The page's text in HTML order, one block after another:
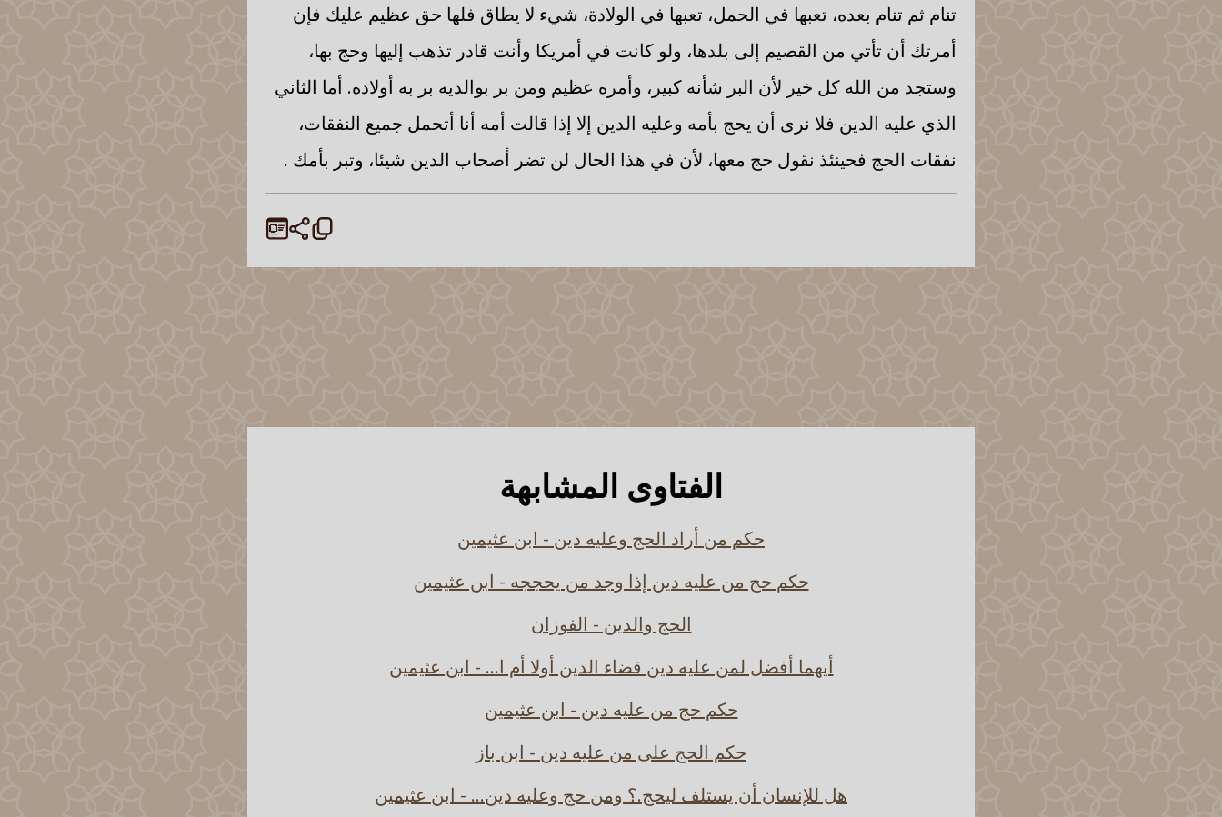
تنام ثم تنام بعده، تعبها في الحمل، تعبها في الولادة، شيء لا يطاق فلها حق عظيم عليك فإن
أمرتك أن تأتي من القصيم إلى بلدها، ولو كانت في أمريكا وأنت قادر تذهب إليها وحج بها،
وستجد من الله كل خير لأن البر شأنه كبير، وأمره عظيم ومن بر بوالديه بر به أولاده. أما الثاني
الذي عليه الدين فلا نرى أن يحج بأمه وعليه الدين إلا إذا قالت أمه أنا أتحمل جميع النفقات،
نفقات الحج فحينئذ نقول حج معها، لأن في هذا الحال لن تضر أصحاب الدين شيئا، وتبر بأمك .
الفتاوى المشابهة
حكم من أراد الحج وعليه دين - ابن عثيمين
حكم حج من عليه دين إذا وجد من يحججه - ابن عثيمين
الحج والدين - الفوزان
أيهما أفضل لمن عليه دين قضاء الدين أولا أم ا... - ابن عثيمين
حكم حج من عليه دين - ابن عثيمين
حكم الحج على من عليه دين - ابن باز
هل للإنسان أن يستلف ليحج.؟ ومن حج وعليه دين... - ابن عثيمين